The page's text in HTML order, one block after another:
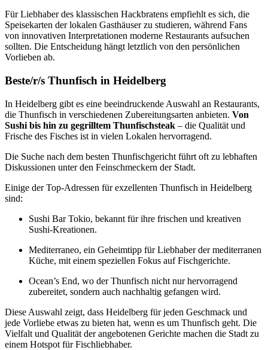
Für Liebhaber des klassischen Hackbratens empfiehlt es sich, die
Speisekarten der lokalen Gasthäuser zu studieren, während Fans
von innovativen Interpretationen moderne Restaurants aufsuchen
sollten. Die Entscheidung hängt letztlich von den persönlichen
Vorlieben ab.
Beste/r/s Thunfisch in Heidelberg
In Heidelberg gibt es eine beeindruckende Auswahl an Restaurants,
die Thunfisch in verschiedenen Zubereitungsarten anbieten. Von
Sushi bis hin zu gegrilltem Thunfischsteak – die Qualität und
Frische des Fisches ist in vielen Lokalen hervorragend.
Die Suche nach dem besten Thunfischgericht führt oft zu lebhaften
Diskussionen unter den Feinschmeckern der Stadt.
Einige der Top-Adressen für exzellenten Thunfisch in Heidelberg
sind:
Sushi Bar Tokio, bekannt für ihre frischen und kreativen
Sushi-Kreationen.
Mediterraneo, ein Geheimtipp für Liebhaber der mediterranen
Küche, mit einem speziellen Fokus auf Fischgerichte.
Ocean’s End, wo der Thunfisch nicht nur hervorragend
zubereitet, sondern auch nachhaltig gefangen wird.
Diese Auswahl zeigt, dass Heidelberg für jeden Geschmack und
jede Vorliebe etwas zu bieten hat, wenn es um Thunfisch geht. Die
Vielfalt und Qualität der angebotenen Gerichte machen die Stadt zu
einem Hotspot für Fischliebhaber.